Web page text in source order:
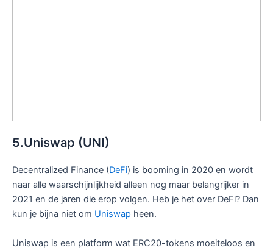
5.Uniswap (UNI)
Decentralized Finance (DeFi) is booming in 2020 en wordt
naar alle waarschijnlijkheid alleen nog maar belangrijker in
2021 en de jaren die erop volgen. Heb je het over DeFi? Dan
kun je bijna niet om Uniswap heen.
Uniswap is een platform wat ERC20-tokens moeiteloos en